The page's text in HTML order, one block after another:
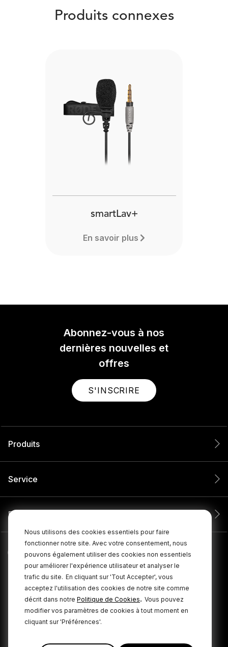
Nous utilisons des cookies essentiels pour faire
fonctionner notre site. Avec votre consentement, nous
pouvons également utiliser des cookies non essentiels
pour améliorer l'expérience utilisateur et analyser le
trafic du site. En cliquant sur 'Tout Accepter', vous
acceptez l'utilisation des cookies de notre site comme
décrit dans notre Politique de Cookies. Vous pouvez
modifier vos paramètres de cookies à tout moment en
cliquant sur 'Préférences'.
Produits connexes
smartLav+
En savoir plus
Abonnez-vous à nos
dernières nouvelles et
offres
S'INSCRIRE
Produits
Service
Entreprise